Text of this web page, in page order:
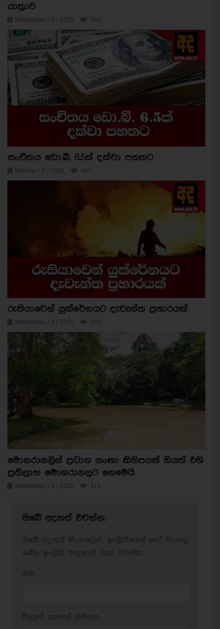
යාත්‍රාව
Wednesday / 5 / 2026 355
සංචිතය ඩො.බි. 6.5ක් දක්වා පහතට
Monday / 3 / 2026 345
රුසියාවෙන් යුක්රේනයට දැවැන්ත ප්‍රහාරයක්
Wednesday / 5 / 2026 329
මොනරාගලින් ප්‍රධාන ගංඟා කිහිපයක් ගියත් එහි
ප්‍රතිලාභ මොනරාගලට නෙමෙයි
Wednesday / 5 / 2026 313
ඔබේ අදහස් එවන්න.